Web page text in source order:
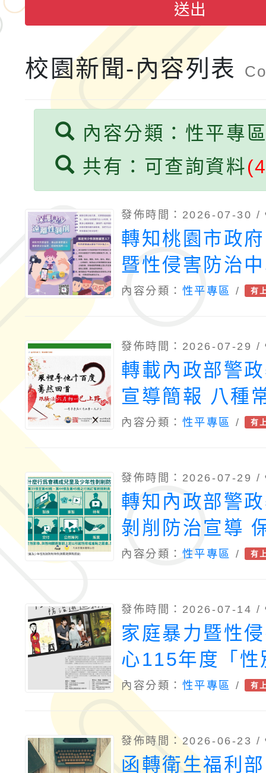
計畫子計畫十一-2：國
小時認證研習計畫」
115年度「教育部表揚
義教育推展貢獻獎」實
送出
校園新聞-內容列表
內容分類：性平專
共有：可查詢資料
發佈時間：2026-07-30 /
轉知桃園市政
暨性侵害防治
少遠離性剝削
內容分類： 性平專區 / 有
發佈時間：2026-07-29 /
轉載內政部警
宣導簡報 八種
擾違法樣態介紹
內容分類： 性平專區 / 有
發佈時間：2026-07-29 /
轉知內政部警
剝削防治宣導
從日常生活中
內容分類： 性平專區 / 有
發佈時間：2026-07-14 /
家庭暴力暨性
心115年度「性
治影像巡迴影
內容分類： 性平專區 / 有
發佈時間：2026-06-23 /
函轉衛生福利